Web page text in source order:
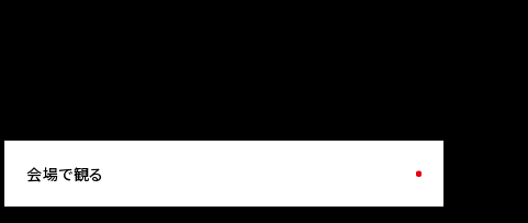
会場で観る